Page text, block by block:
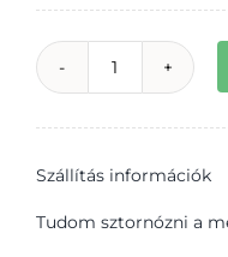
Soproni
ízű
Szállítás információk
Tudom sztornózni a